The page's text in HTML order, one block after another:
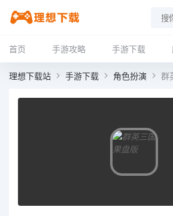
首页 手游攻略 手游下载
理想下载站 手游下载 角色扮演 群